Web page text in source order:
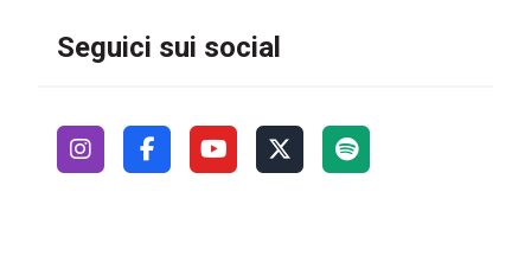
Seguici sui social